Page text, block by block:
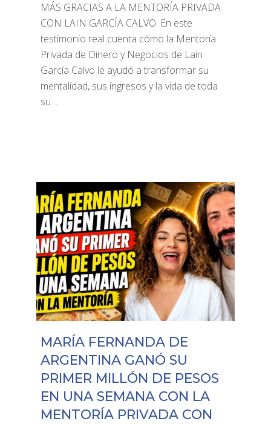
MÁS GRACIAS A LA MENTORÍA PRIVADA
CON LAIN GARCÍA CALVO. En este
testimonio real cuenta cómo la Mentoría
Privada de Dinero y Negocios de Laín
García Calvo le ayudó a transformar su
mentalidad, sus ingresos y la vida de toda
su…
MARÍA FERNANDA DE
ARGENTINA GANÓ SU
PRIMER MILLÓN DE PESOS
EN UNA SEMANA CON LA
MENTORÍA PRIVADA CON